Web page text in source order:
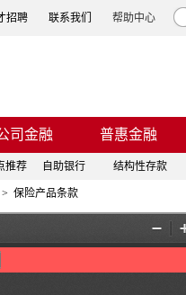
招聘 联系我们 帮助中心
司金融 普惠金融
推荐 自助银行 结构性存款
> 保险产品条款